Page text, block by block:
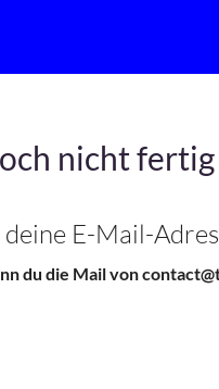
nicht fertig
E-Mail-
du die Mail von